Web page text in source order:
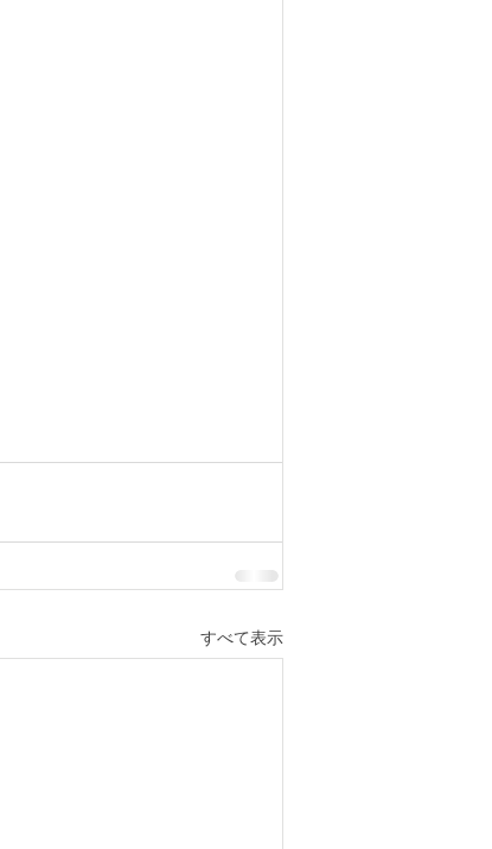
すべて表示